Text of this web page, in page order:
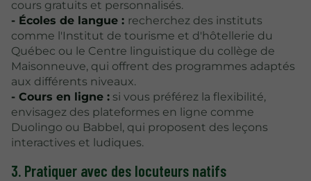
cours gratuits et personnalisés.
- Écoles de langue : recherchez des instituts
comme l'Institut de tourisme et d'hôtellerie du
Québec ou le Centre linguistique du collège de
Maisonneuve, qui offrent des programmes adaptés
aux différents niveaux.
- Cours en ligne : si vous préférez la flexibilité,
envisagez des plateformes en ligne comme
Duolingo ou Babbel, qui proposent des leçons
interactives et ludiques.
3. Pratiquer avec des locuteurs natifs